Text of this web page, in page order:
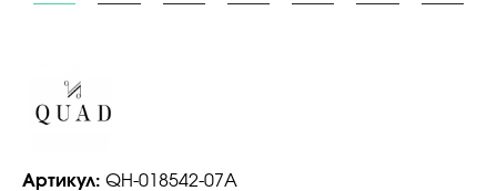
Артикул: QH-018542-07A